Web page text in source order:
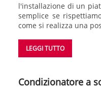
l'installazione di un
semplice se
come si realizza una
LEGGI TUTTO
Condizionatore a